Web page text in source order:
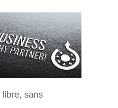
libre, sans